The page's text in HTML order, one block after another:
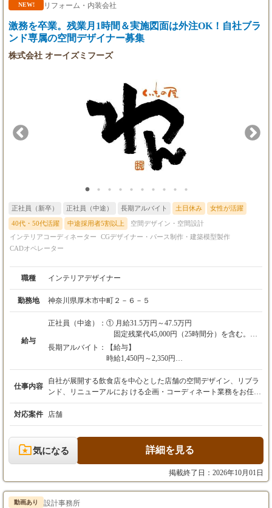
【試用期間】あり
・試用期間：６ヵ月間（本採用時と条件変更な
し）
案、デザイン提案までを担うプロジェクトデザイナーを目指して
・コンセプト整理および企画立案サポート ・デザイン提案資料の
作成 ・レイアウト、インテリア、サイン計画の検討 ・レイアウ
自社設計スタッフ・協力会社への設計意図共有 ・案件進捗管理サ
NEW! リフォーム・内装会社
激務を卒業。残業月1時間＆実施図面は外注OK！自社ブラ
ンド専属の空間デザイナー募集
株式会社 オーイズミフーズ
正社員（新卒） 正社員（中途） 長期アルバイト 土日休み 女性が活躍
40代・50代活躍 中途採用者5割以上
空間デザイン・空間設計
インテリアコーディネーター
CGデザイナー・パース制作・建築模型製作
CADオペレーター
職種 インテリアデザイナー
勤務地 神奈川県厚木市中町２－６－５
給与
正社員（中途）： ① 月給31.5万円～47.5万円
固定残業代45,000円（25時間分）を含む。
② 月給 29.3万円～44.0万円 （年収365万円～5
59万円）
時間外労働が設定時間を超えた場合は、別途超
長期アルバイト：
【給与】
時給1,450円～2,350円
【試用期間】
あり（1か月）
時給75円減少
仕事内容
自社が展開する飲食店を中心とした店舗の空間デザイン、リブラ
ンド、リニューアルにお ける企画・コーディネート業務をお任せ
します。 【基本の業務フロー】 ▶ コンセプト・素材の選定 既存
店舗の表層替えや新業態の立ち上げにおいて、仕上げ材やサイン
配置を選定。 AIツール等も活用してイメージを具体化し、デザイ
ンの方向性を定めます。 ▶ 社内プレゼンテーション 代表（施主
の立ち位置）に対し、作成したプランや選定した素材を提案し、
方針の合意形成を図ります。 ▶ 図面手配・ディレクション 実施
図面の作成や設備関連の専門的な設計は、外部のパートナー企業
へ委託します。 ▶ コスト管理・現場確認 施工会社との金額調整
や、週1回程度の現場確認を実施し、予算内で品質を担保しま
す。 ▶ 検査対応・引き渡し 保健所や消防検査の対応を経て、店
対応案件 店舗
気になる 詳細を見る
掲載終了日：2026年10月01日
動画あり 設計事務所